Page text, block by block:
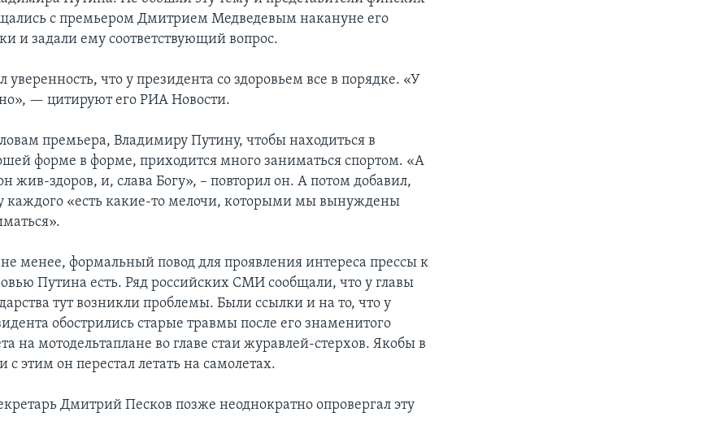
с премьером Дмитрием Медведевым накануне его
и задали ему соответствующий вопрос.
уверенность, что у президента со здоровьем все в порядке. «У
— цитируют его РИА Новости.
премьера, Владимиру Путину, чтобы находиться в
форме в форме, приходится много заниматься спортом. «А
жив-здоров, и, слава Богу», – повторил он. А потом добавил,
каждого «есть какие-то мелочи, которыми мы вынуждены
менее, формальный повод для проявления интереса прессы к
Путина есть. Ряд российских СМИ сообщали, что у главы
тут возникли проблемы. Были ссылки и на то, что у
обострились старые травмы после его знаменитого
на мотодельтаплане во главе стаи журавлей-стерхов. Якобы в
с этим он перестал летать на самолетах.
Дмитрий Песков позже неоднократно опровергал эту